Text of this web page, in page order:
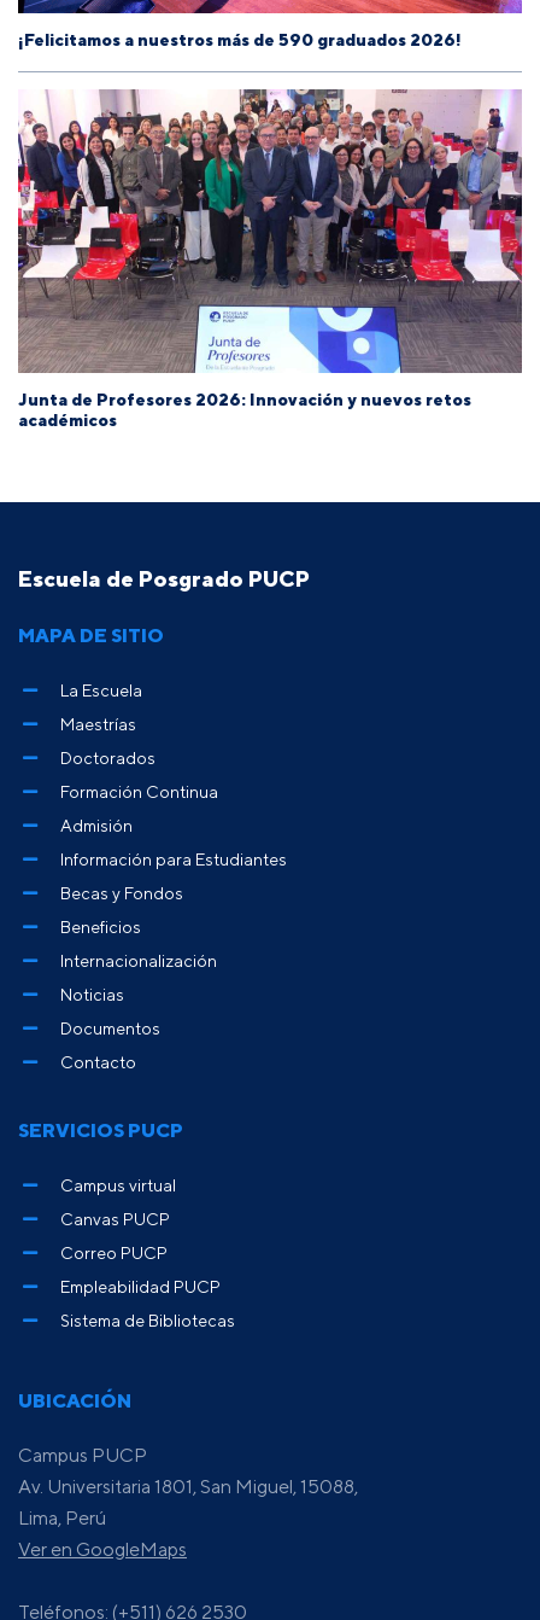
¡Felicitamos a nuestros más de 590 graduados 2026!
Junta de Profesores 2026: Innovación y nuevos retos
académicos
Escuela de Posgrado PUCP
UBICACIÓN
Campus PUCP
Av. Universitaria 1801, San Miguel, 15088,
Lima, Perú
Ver en GoogleMaps
Teléfonos: (+511) 626 2530
MAPA DE SITIO
La Escuela
Maestrías
Doctorados
Formación Continua
Admisión
Información para Estudiantes
Becas y Fondos
Beneficios
Internacionalización
Noticias
Documentos
Contacto
SERVICIOS PUCP
Campus virtual
Canvas PUCP
Correo PUCP
Empleabilidad PUCP
Sistema de Bibliotecas